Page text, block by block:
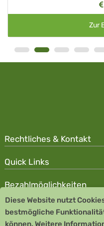
Zur
Rechtliches & Kontakt
Quick Links
Bezahlmöglichkeiten
Copyright © 2026 Team
Remedia Homöopathie
Diese Website nutzt
bestmögliche
können. Weitere